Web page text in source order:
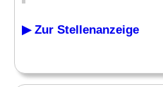
▶ Zur Stellenanzeige